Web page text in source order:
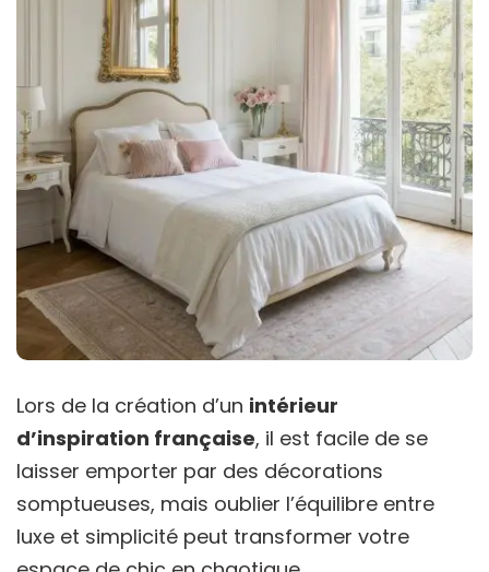
Lors de la création d’un intérieur
d’inspiration française, il est facile de se
laisser emporter par des décorations
somptueuses, mais oublier l’équilibre entre
luxe et simplicité peut transformer votre